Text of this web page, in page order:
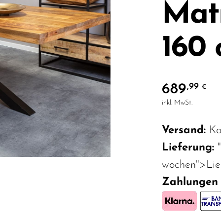
160
689,99 €
inkl. MwSt.
Versand:
Lieferung:
Zahlungen